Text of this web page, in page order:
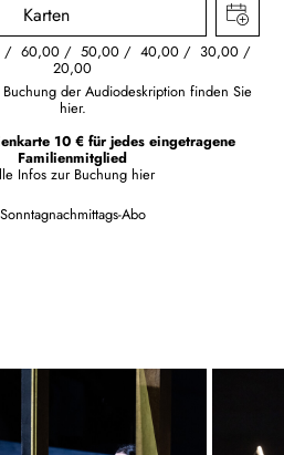
Karten
60,00 50,00 40,00 30,00
20,00
der Audiodeskription finden Sie
hier.
10 € für jedes eingetragene
Familienmitglied
Infos zur Buchung hier
Sonntagnachmittags-Abo